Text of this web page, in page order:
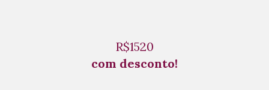
R$1520
com desconto!